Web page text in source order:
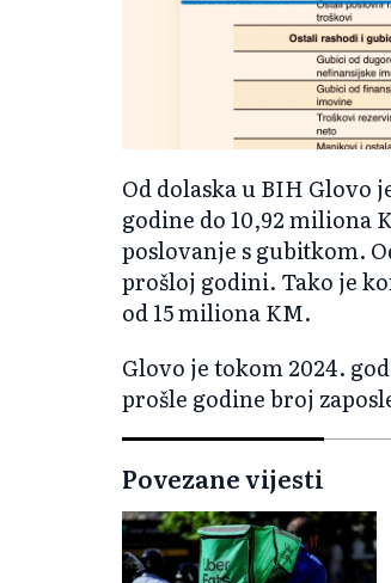
Od dolaska u BIH Glovo
godine do 10,92 miliona
poslovanje s gubitkom.
prošloj godini. Tako je
od 15 miliona KM.
Glovo je tokom 2024.
prošle godine broj
Povezane vijesti